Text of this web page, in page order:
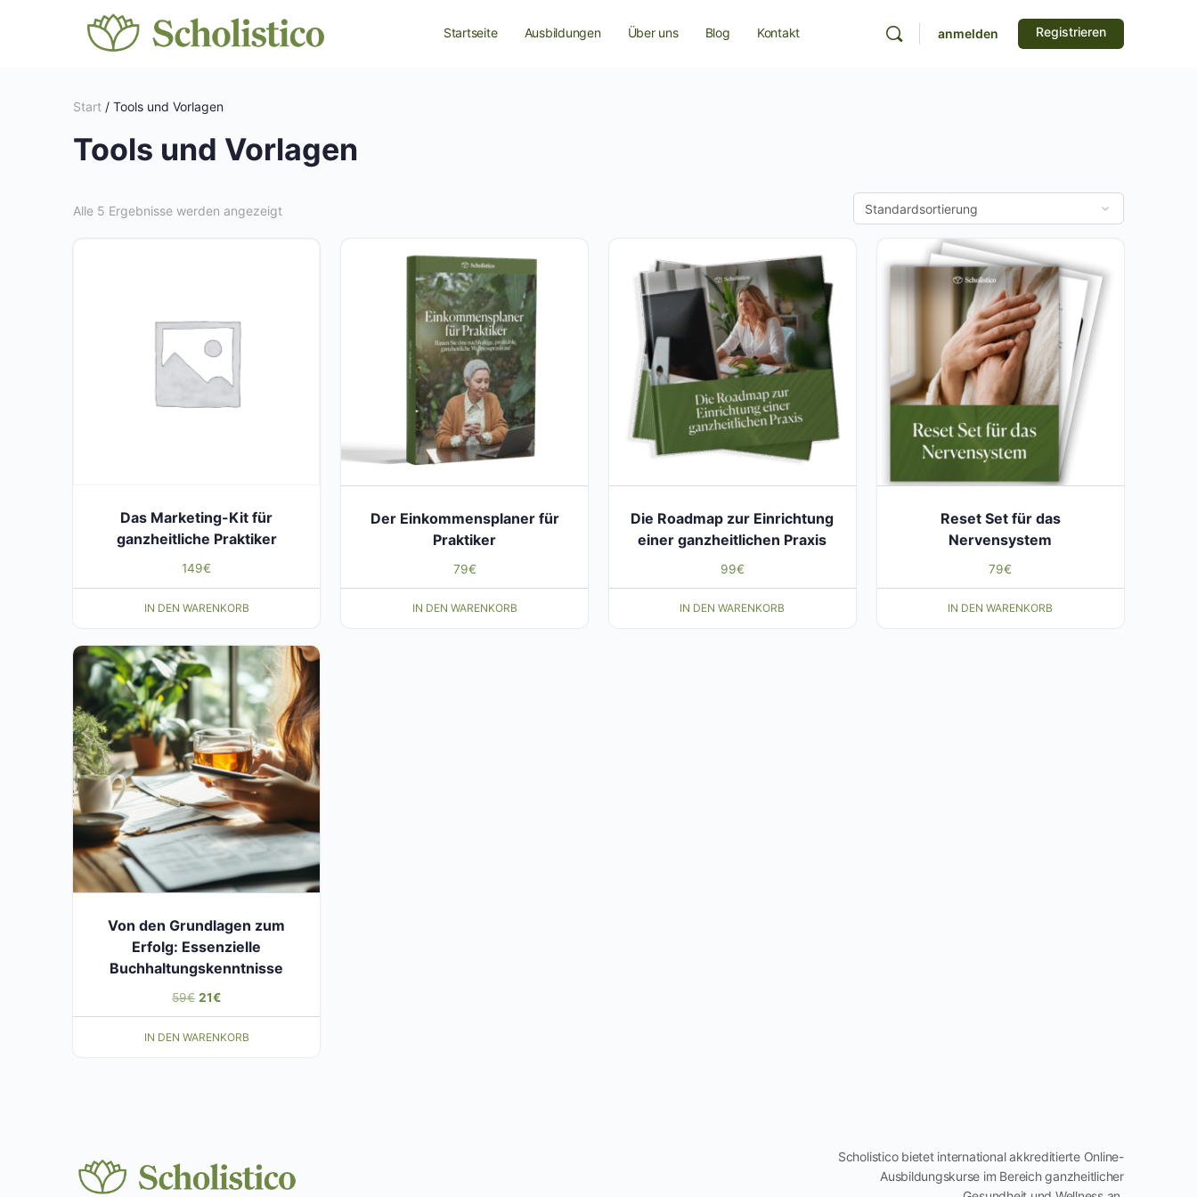
Startseite Ausbildungen Über uns Blog Kontakt anmelden Registrieren
Start / Tools und Vorlagen
Tools und Vorlagen
Alle 5 Ergebnisse werden angezeigt
Das Marketing-Kit für
ganzheitliche Praktiker
149€
IN DEN WARENKORB
Der Einkommensplaner für
Praktiker
79€
IN DEN WARENKORB
Die Roadmap zur Einrichtung
einer ganzheitlichen Praxis
99€
IN DEN WARENKORB
Reset Set für das
Nervensystem
79€
IN DEN WARENKORB
Von den Grundlagen zum
Erfolg: Essenzielle
Buchhaltungskenntnisse
59€ Ursprünglicher
Preis
war:
21€Aktueller
Preis
ist:
IN DEN WARENKORB
Scholistico bietet international akkreditierte Online-
Ausbildungskurse im Bereich ganzheitlicher